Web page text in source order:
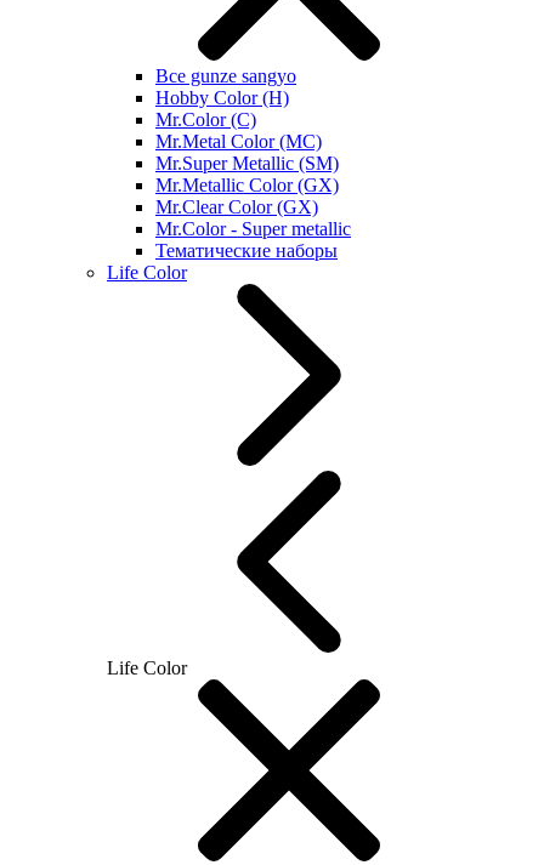
Все gunze sangyo
Hobby Color (H)
Mr.Color (C)
Mr.Metal Color (MC)
Mr.Super Metallic (SM)
Mr.Metallic Color (GX)
Mr.Clear Color (GX)
Mr.Color - Super metallic
Тематические наборы
Life Color
Life Color